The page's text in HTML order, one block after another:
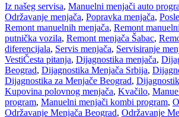
Iz našeg servisa, Manuelni menjači auto
Održavanje menjača, Popravka menjača,
Remont manuelnih menjača, Remont
putnička vozila, Remont menjača Šabac,
diferencijala, Servis menjača, Servisiranje
VestiČesta pitanja, Dijagnostika menjača,
Beograd, Dijagnostika Menjača Srbija,
Dijagnostika za Menjače Beograd,
Kupovina polovnog menjača, Kvačilo,
program, Manuelni menjači kombi program,
Održavanje Menjača Beograd, Održavanje